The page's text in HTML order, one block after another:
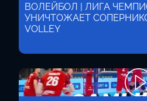
ВОЛЕЙБОЛ | ЛИГА
УНИЧТОЖАЕТ
VOLLEY